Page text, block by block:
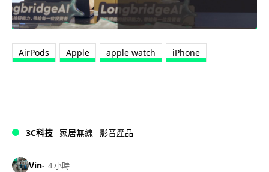
AirPods Apple apple watch iPhone
3C科技 家居無線 影音產品
Vin 4 小時